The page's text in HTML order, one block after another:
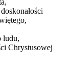
ludu,
Chrystusowej